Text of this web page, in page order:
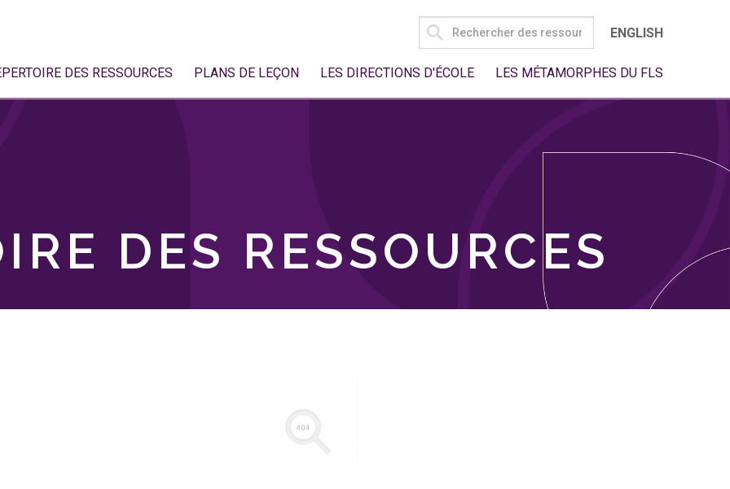
SEARCH
FOR:
ENGLISH
DES RESSOURCES PLANS DE LEÇON LES DIRECTIONS D'ÉCOLE LES MÉTAMORPHES DU FLS
DES RESSOURCES